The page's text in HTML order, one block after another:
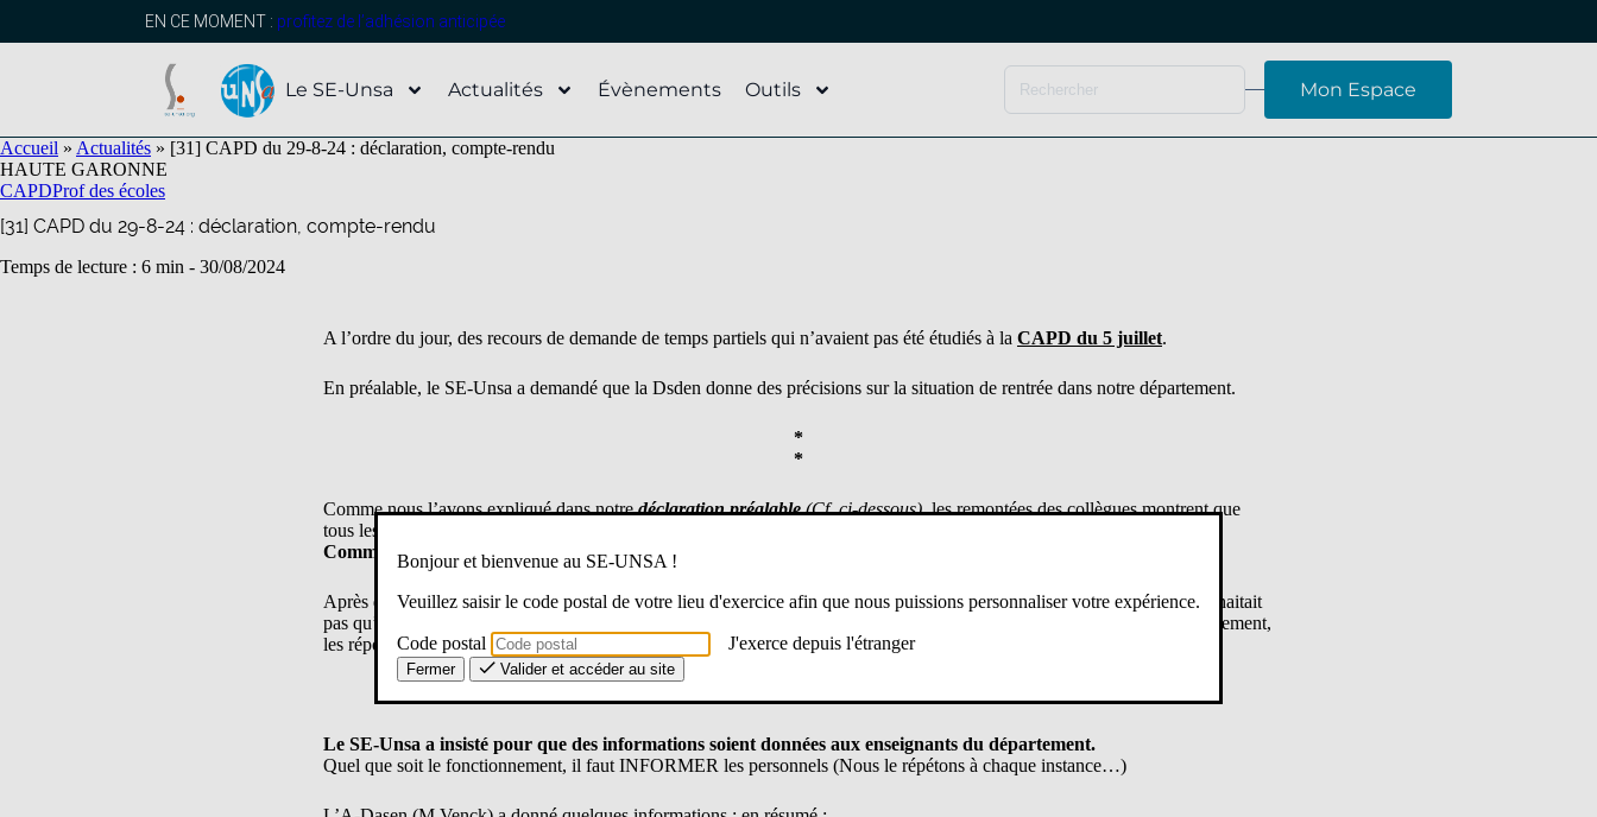
EN CE MOMENT : profitez de l’adhésion anticipée
Le SE-Unsa Actualités Évènements Outils Mon Espace
Accueil » Actualités » [31] CAPD du 29-8-24 : déclaration, compte-rendu
HAUTE GARONNE
CAPDProf des écoles
[31] CAPD du 29-8-24 : déclaration, compte-rendu
Temps de lecture : 6 min - 30/08/2024
A l’ordre du jour, des recours de demande de temps partiels qui n’avaient pas été étudiés à la CAPD du 5 juillet.
En préalable, le SE-Unsa a demandé que la Dsden donne des précisions sur la situation de rentrée dans notre département.
*
*
Comme nous l’avons expliqué dans notredéclaration préalable(Cf. ci-dessous),les remontées des collègues montrent que
tous les remplaçants sont bloqués sur des postes vacants et les contractuels ne seront pas embauchés…
Comment sera assuré le remplacement ?
Après que les deux recours de temps partiel aient été traités, le secrétaire général (M. Bouquet) a expliqué qu’il « ne souhaitait
pas qu’un dialogue soit ouvert aujourd’hui » et que nous aurions des réponses écrites à nos questions diverses (avec également,
les réponses à nos questions de la CAPD du 5 juillet…).
Le SE-Unsa a insisté pour que des informations soient données aux enseignants du département.
Quel que soit le fonctionnement, il faut INFORMER les personnels (Nous le répétons à chaque instance…)
Bonjour et bienvenue au SE-UNSA !
Veuillez saisir le code postal de votre lieu d'exercice afin que nous puissions personnaliser votre expérience.
Code postal J'exerce depuis l'étranger
Fermer Valider et accéder au site